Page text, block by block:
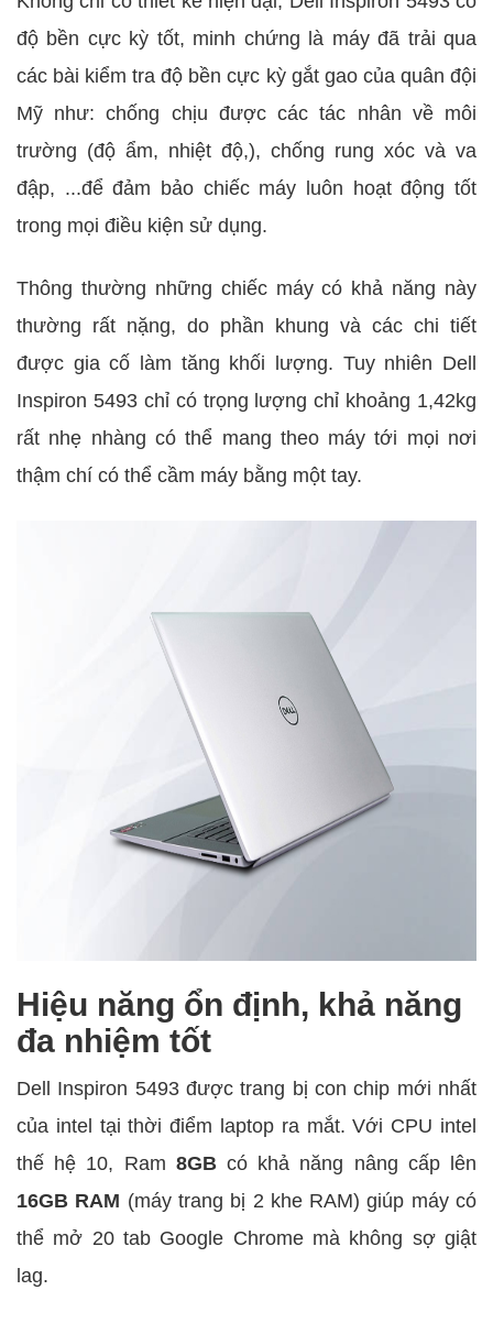
độ bền cực kỳ tốt, minh chứng là máy đã trải qua
các bài kiểm tra độ bền cực kỳ gắt gao của quân đội
Mỹ như: chống chịu được các tác nhân về môi
trường (độ ẩm, nhiệt độ,), chống rung xóc và va
đập, ...để đảm bảo chiếc máy luôn hoạt động tốt
trong mọi điều kiện sử dụng.
Thông thường những chiếc máy có khả năng này
thường rất nặng, do phần khung và các chi tiết
được gia cố làm tăng khối lượng. Tuy nhiên Dell
Inspiron 5493 chỉ có trọng lượng chỉ khoảng 1,42kg
rất nhẹ nhàng có thể mang theo máy tới mọi nơi
thậm chí có thể cầm máy bằng một tay.
Hiệu năng ổn định, khả năng
đa nhiệm tốt
Dell Inspiron 5493 được trang bị con chip mới nhất
của intel tại thời điểm laptop ra mắt. Với CPU intel
thế hệ 10, Ram 8GBcó khả năng nâng cấp lên
16GB RAM (máy trang bị 2 khe RAM) giúp máy có
thể mở 20 tab Google Chrome mà không sợ giật
lag.